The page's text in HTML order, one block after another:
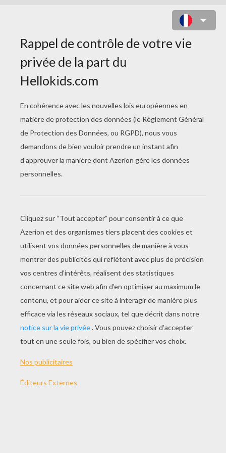
Durée :21min 35s
50. La danse des éléphants
Mowgli est un bébé humain qui se retrouve livré à lui
même en plein coeur de la jungle suite à la mort de ses
parents. Il est alors élevé par des loups et se lie d'amitié
avec Lala, Sura et Bakus qui ne le quitte plus.
Durant son enfance, il se fait de nombreux amis parmi les
ses inséparables compagnons Baloo et Bagherra. Malré
comme le serpent Kaa et le tigre Shere Kahn qui mettent
en danger la vie du jeune garçon...
Le Livre De La Jungle
NOTER CETTE PAGE